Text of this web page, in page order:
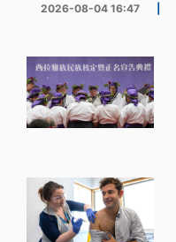
2026-08-04 16:47